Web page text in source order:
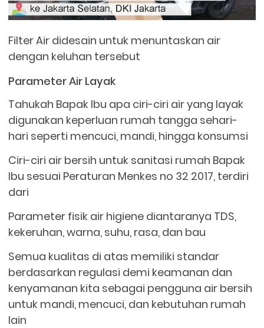
Filter Air didesain untuk menuntaskan air
dengan keluhan tersebut
Parameter Air Layak
Tahukah Bapak Ibu apa ciri-ciri air yang layak
digunakan keperluan rumah tangga sehari-
hari seperti mencuci, mandi, hingga konsumsi
Ciri-ciri air bersih untuk sanitasi rumah Bapak
Ibu sesuai Peraturan Menkes no 32 2017, terdiri
dari
Parameter fisik air higiene diantaranya TDS,
kekeruhan, warna, suhu, rasa, dan bau
Semua kualitas di atas memiliki standar
berdasarkan regulasi demi keamanan dan
kenyamanan kita sebagai pengguna air bersih
untuk mandi, mencuci, dan kebutuhan rumah
lain